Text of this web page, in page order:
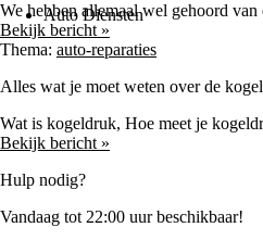
Auto Diensten
We hebben allemaal wel gehoord
Bekijk bericht »
Thema: auto-reparaties
Alles wat je moet weten over de
Wat is kogeldruk, Hoe meet je
Bekijk bericht »
Hulp nodig?
Vandaag tot 22:00 uur beschikbaar!